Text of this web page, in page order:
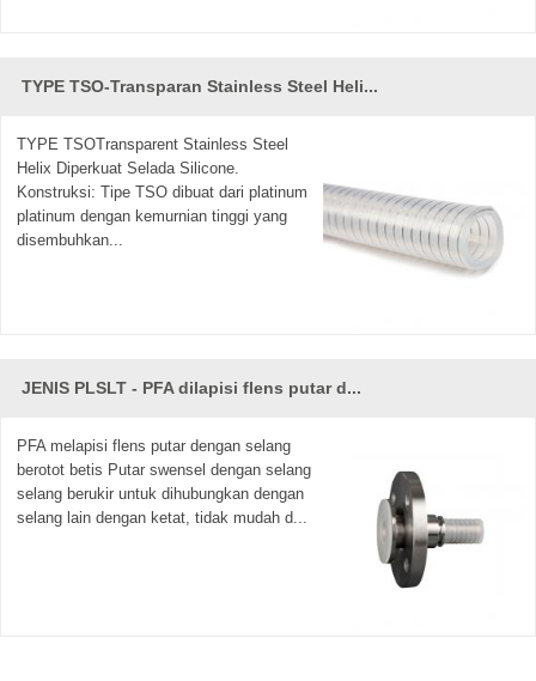
TYPE TSO-Transparan Stainless Steel Heli...
TYPE TSOTransparent Stainless Steel
Helix Diperkuat Selada Silicone.
Konstruksi: Tipe TSO dibuat dari platinum
platinum dengan kemurnian tinggi yang
disembuhkan...
JENIS PLSLT - PFA dilapisi flens putar d...
PFA melapisi flens putar dengan selang
berotot betis Putar swensel dengan selang
selang berukir untuk dihubungkan dengan
selang lain dengan ketat, tidak mudah d...